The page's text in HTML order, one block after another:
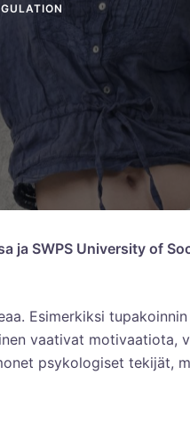
ja SWPS University of
Esimerkiksi
vaativat motivaatiota,
psykologiset tekijät,